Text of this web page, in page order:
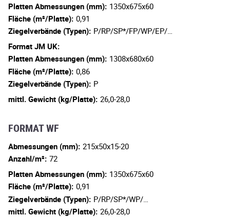
Platten Abmessungen (mm): 1350x675x60
Fläche (m²/Platte): 0,91
Ziegelverbände (Typen): P/RP/SP*/FP/WP/EP/…
Format JM UK:
Platten Abmessungen (mm): 1308x680x60
Fläche (m²/Platte): 0,86
Ziegelverbände (Typen): P
mittl. Gewicht (kg/Platte): 26,0-28,0
FORMAT WF
Abmessungen (mm): 215x50x15-20
Anzahl/m²: 72
Platten Abmessungen (mm): 1350x675x60
Fläche (m²/Platte): 0,91
Ziegelverbände (Typen): P/RP/SP*/WP/…
mittl. Gewicht (kg/Platte): 26,0-28,0